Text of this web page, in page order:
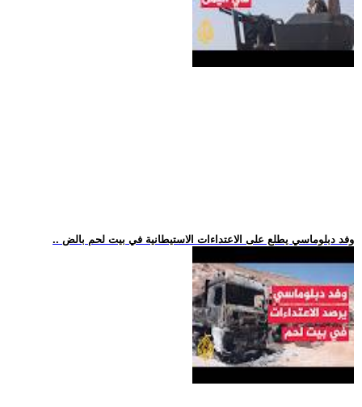
.. وفد دبلوماسي يطلع على الاعتداءات الاستيطانية في بيت لحم بالض